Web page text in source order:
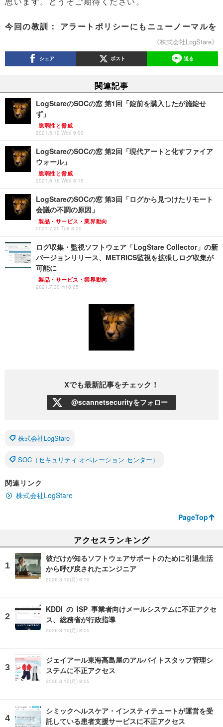
今回の教訓： アラートポリシーにもニューノーマルを
《株式会社LogStare》
シェア ポスト 送る
関連記事
LogStareのSOCの窓 第1回「錠前を購入したが施錠せ
ず」
脆弱性と脅威
2021.5.12 Wed 9:00
LogStareのSOCの窓 第2回「現代アートと化すファイア
ウォール」
脆弱性と脅威
2021.6.16 Wed 8:15
LogStareのSOCの窓 第3回「ログから見つけたリモート
会議の不調の原因」
製品・サービス・業界動向
2021.7.20 Tue 8:20
ログ収集・監視ソフトウェア「LogStare Collector」の新
バージョンリリース、METRICS監視を拡張しログ収集が
可能に
製品・サービス・業界動向
2021.7.30 Fri 8:05
Xでも最新記事をチェック！
@scannetsecurityをフォロー
株式会社LogStare
SOC（セキュリティ オペレーション センター）
関連リンク
株式会社LogStare
PageTop
アクセスランキング
彼だけが知るソフトウェアサポートのために引退生活
から呼び戻されたエンジニア
2026.8.10(月) 8:10
KDDI の ISP 事業者向けメールシステムに不正アクセ
ス、総務省が行政指導
2026.8.10(月) 8:05
ジェイアール東海高島屋のアルバイトスタッフ管理シ
ステムに不正アクセス
2026.8.10(月) 8:05
シミックヘルスケア・インスティテュートが運営を受
託している患者支援サービスに不正アクセス